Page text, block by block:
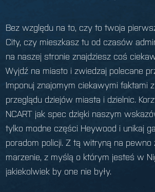
Bez względu na to, czy to twoja
City, czy mieszkasz tu od czasów
na naszej stronie znajdziesz coś
Wyjdź na miasto i zwiedzaj polecane
Imponuj znajomym ciekawymi faktami
przeglądu dziejów miasta i dzielnic.
NCART jak spec dzięki naszym
tylko modne części Heywood i unikaj
poradom policji. Z tą witryną na pewno
marzenie, z myślą o którym jesteś w
jakiekolwiek by one nie były.